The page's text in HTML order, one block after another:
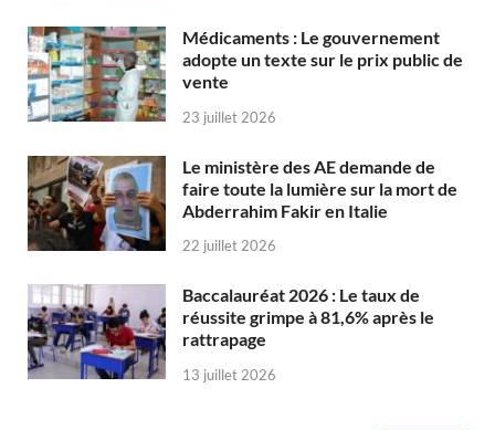
Médicaments : Le gouvernement
adopte un texte sur le prix public de
vente
23 juillet 2026
Le ministère des AE demande de
faire toute la lumière sur la mort de
Abderrahim Fakir en Italie
22 juillet 2026
Baccalauréat 2026 : Le taux de
réussite grimpe à 81,6% après le
rattrapage
13 juillet 2026